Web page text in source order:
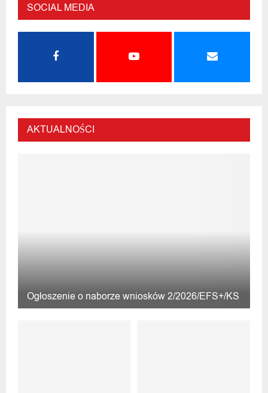
SOCIAL MEDIA
AKTUALNOŚCI
Ogłoszenie o naborze wniosków 2/2026/EFS+/KS